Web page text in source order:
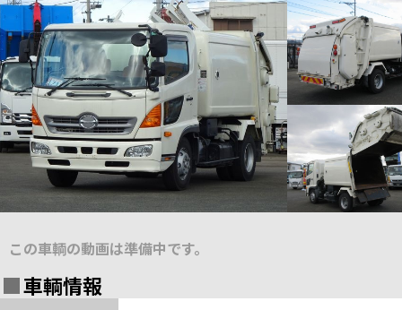
塵芥車 糞尿車 粉粒体運搬車
バス ローリー 家畜運搬車
散水車 特装車・その他
全車種一覧
検索
この車輌の動画は準備中です。
車輌情報